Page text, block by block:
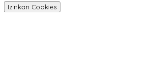
Izinkan Cookies